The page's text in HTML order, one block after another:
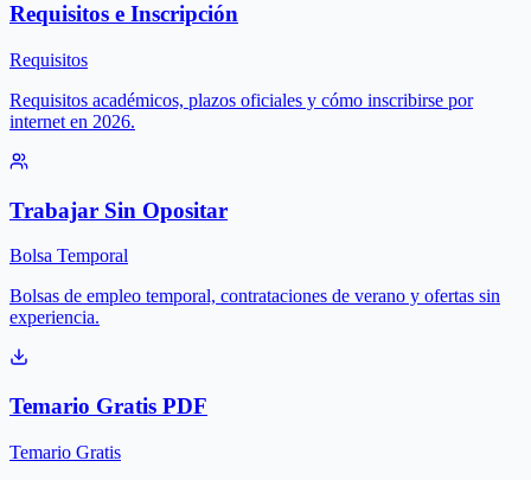
Requisitos e Inscripción
Requisitos
Requisitos académicos, plazos oficiales y cómo inscribirse por
internet en 2026.
Trabajar Sin Opositar
Bolsa Temporal
Bolsas de empleo temporal, contrataciones de verano y ofertas sin
experiencia.
Temario Gratis PDF
Temario Gratis